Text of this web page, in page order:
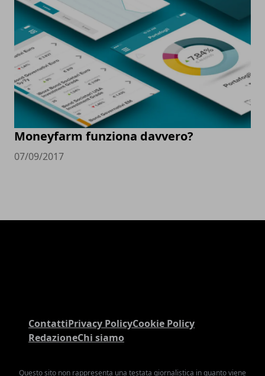
Moneyfarm funziona davvero?
07/09/2017
ContattiPrivacy PolicyCookie Policy
RedazioneChi siamo
Questo sito non rappresenta una testata giornalistica in quanto viene